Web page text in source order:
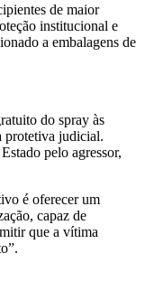
de maior
institucional e
a embalagens de
do spray às
protetiva judicial.
pelo agressor,
é oferecer um
capaz de
que a vítima